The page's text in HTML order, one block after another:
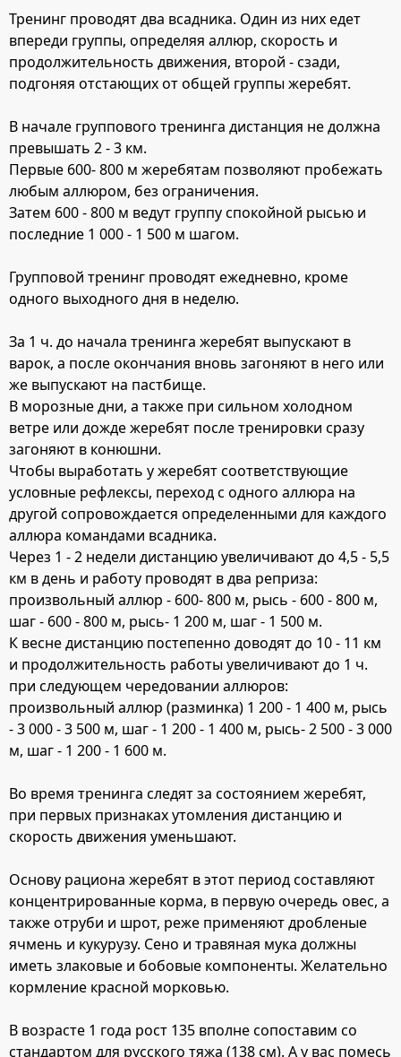
Тренинг проводят два всадника. Один из них едет
впереди группы, определяя аллюр, скорость и
продолжительность движения, второй - сзади,
подгоняя отстающих от общей группы жеребят.
В начале группового тренинга дистанция не должна
превышать 2 - 3 км.
Первые 600- 800 м жеребятам позволяют пробежать
любым аллюром, без ограничения.
Затем 600 - 800 м ведут группу спокойной рысью и
последние 1 000 - 1 500 м шагом.
Групповой тренинг проводят ежедневно, кроме
одного выходного дня в неделю.
За 1 ч. до начала тренинга жеребят выпускают в
варок, а после окончания вновь загоняют в него или
же выпускают на пастбище.
В морозные дни, а также при сильном холодном
ветре или дожде жеребят после тренировки сразу
загоняют в конюшни.
Чтобы выработать у жеребят соответствующие
условные рефлексы, переход с одного аллюра на
другой сопровождается определенными для каждого
аллюра командами всадника.
Через 1 - 2 недели дистанцию увеличивают до 4,5 - 5,5
км в день и работу проводят в два реприза:
произвольный аллюр - 600- 800 м, рысь - 600 - 800 м,
шаг - 600 - 800 м, рысь- 1 200 м, шаг - 1 500 м.
К весне дистанцию постепенно доводят до 10 - 11 км
и продолжительность работы увеличивают до 1 ч.
при следующем чередовании аллюров:
произвольный аллюр (разминка) 1 200 - 1 400 м, рысь
- 3 000 - 3 500 м, шаг - 1 200 - 1 400 м, рысь- 2 500 - 3 000
м, шаг - 1 200 - 1 600 м.
Во время тренинга следят за состоянием жеребят,
при первых признаках утомления дистанцию и
скорость движения уменьшают.
Основу рациона жеребят в этот период составляют
концентрированные корма, в первую очередь овес, а
также отруби и шрот, реже применяют дробленые
ячмень и кукурузу. Сено и травяная мука должны
иметь злаковые и бобовые компоненты. Желательно
кормление красной морковью.
В возрасте 1 года рост 135 вполне сопоставим со
стандартом для русского тяжа (138 см). А у вас помесь